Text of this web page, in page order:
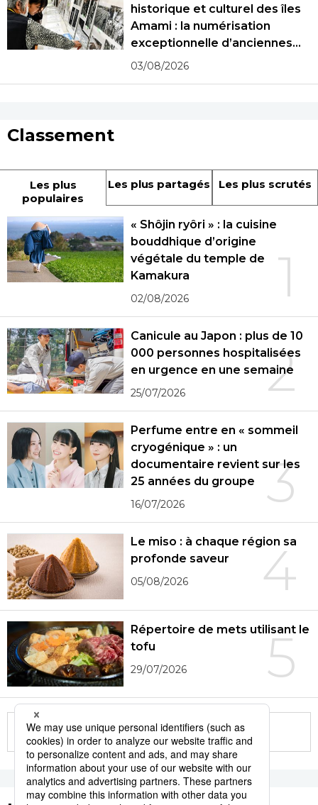
historique et culturel des îles
Amami : la numérisation
exceptionnelle d’anciennes
photographies
03/08/2026
Classement
Les plus
populaires
Les plus partagés Les plus scrutés
1
« Shôjin ryôri » : la cuisine
bouddhique d’origine
végétale du temple de
Kamakura
02/08/2026
2
Canicule au Japon : plus de 10
000 personnes hospitalisées
en urgence en une semaine
25/07/2026
3
Perfume entre en « sommeil
cryogénique » : un
documentaire revient sur les
25 années du groupe
16/07/2026
4
Le miso : à chaque région sa
profonde saveur
05/08/2026
5
Répertoire de mets utilisant le
tofu
29/07/2026
More in this series